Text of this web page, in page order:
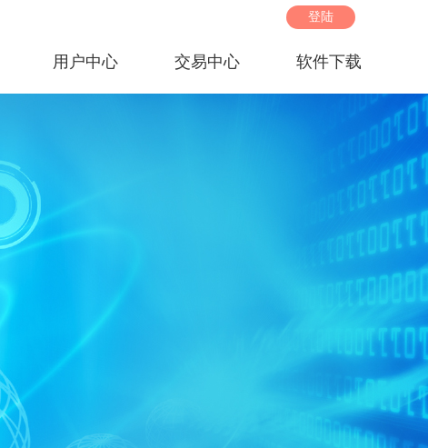
登陆
用户中心 交易中心 软件下载